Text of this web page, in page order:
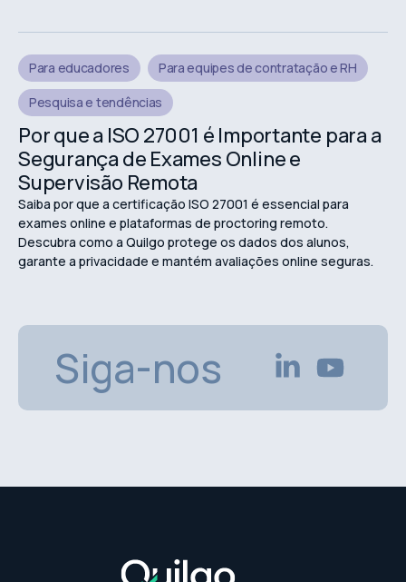
Para educadores
Para equipes de contratação e RH
Pesquisa e tendências
Por que a ISO 27001 é Importante para a
Segurança de Exames Online e
Supervisão Remota
Saiba por que a certificação ISO 27001 é essencial para
exames online e plataformas de proctoring remoto.
Descubra como a Quilgo protege os dados dos alunos,
garante a privacidade e mantém avaliações online seguras.
Siga-nos